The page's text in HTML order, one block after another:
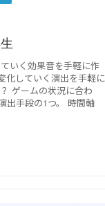
いく効果音を手軽に作
化していく演出を手軽に
ゲームの状況に合わ
出手段の1つ。 時間軸